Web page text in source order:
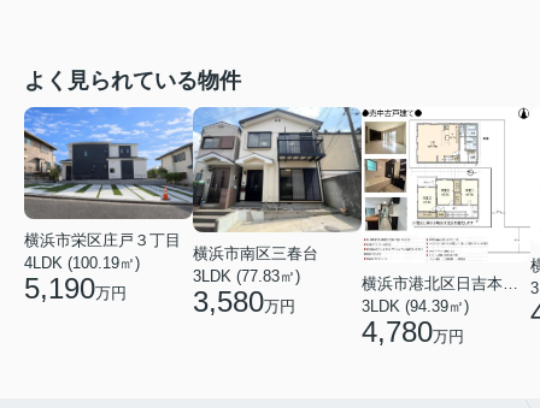
よく見られている物件
横浜市栄区庄戸３丁目
4LDK (100.19㎡)
5,190万円
横浜市南区三春台
3LDK (77.83㎡)
3,580万円
3LDK (94.39㎡)
4,780万円